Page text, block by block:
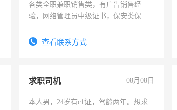
各类全职兼职销售类，有广告销售经
验，网络管理员中级证书，保安类保安
有高低压电工证和十几年工作经验
查看联系方式
求职司机 08月08日
本人男，24岁有c1证，驾龄两年。想求